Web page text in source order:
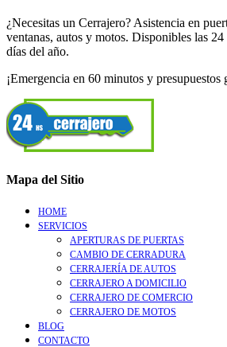
¿Necesitas un Cerrajero? Asistencia en
ventanas, autos y motos. Disponibles las
días del año.
¡Emergencia en 60 minutos y presupuestos
Mapa del Sitio
HOME
SERVICIOS
APERTURAS DE PUERTAS
CAMBIO DE CERRADURA
CERRAJERÍA DE AUTOS
CERRAJERO A DOMICILIO
CERRAJERO DE COMERCIO
CERRAJERO DE MOTOS
BLOG
CONTACTO